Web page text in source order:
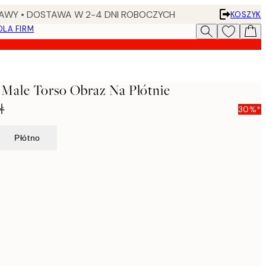
• DOSTAWA W 2-4 DNI ROBOCZYCH
KOSZYK
FIRM
Torso Obraz Na Płótnie
30%*
Płótno